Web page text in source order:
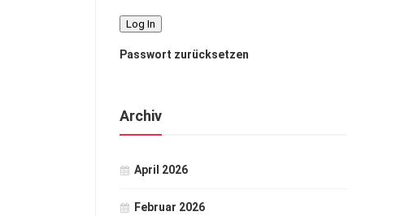
Passwort zurücksetzen
Archiv
April 2026
Februar 2026